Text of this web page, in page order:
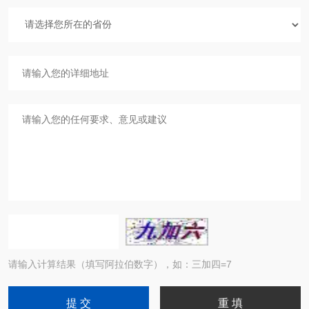
请输入计算结果（填写阿拉伯数字），如：三加四=7